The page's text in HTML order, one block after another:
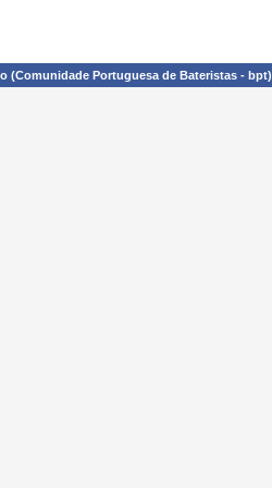
(Comunidade Portuguesa de Bateristas - bpt)